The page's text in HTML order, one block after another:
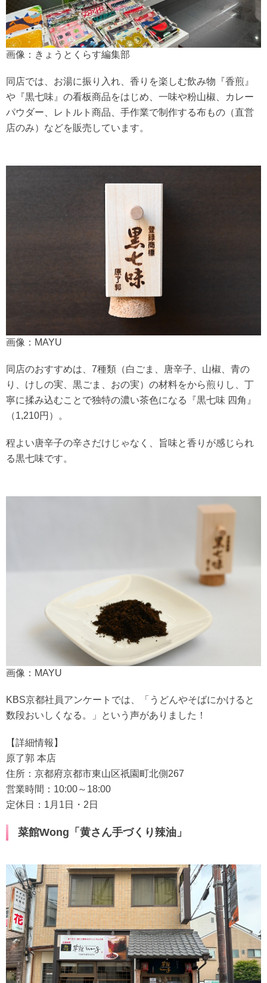
画像：きょうとくらす編集部
同店では、お湯に振り入れ、香りを楽しむ飲み物『香煎』
や『黒七味』の看板商品をはじめ、一味や粉山椒、カレー
パウダー、レトルト商品、手作業で制作する布もの（直営
店のみ）などを販売しています。
画像：MAYU
同店のおすすめは、7種類（白ごま、唐辛子、山椒、青の
り、けしの実、黒ごま、おの実）の材料をから煎りし、丁
寧に揉み込むことで独特の濃い茶色になる『黒七味 四角』
（1,210円）。
程よい唐辛子の辛さだけじゃなく、旨味と香りが感じられ
る黒七味です。
画像：MAYU
KBS京都社員アンケートでは、「うどんやそばにかけると
数段おいしくなる。」という声がありました！
【詳細情報】
原了郭 本店
住所：京都府京都市東山区祇園町北側267
営業時間：10:00～18:00
定休日：1月1日・2日
菜館Wong「黄さん手づくり辣油」